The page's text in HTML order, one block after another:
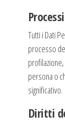
Tutti i Dati
processo
persona o
significativo.
Diritti